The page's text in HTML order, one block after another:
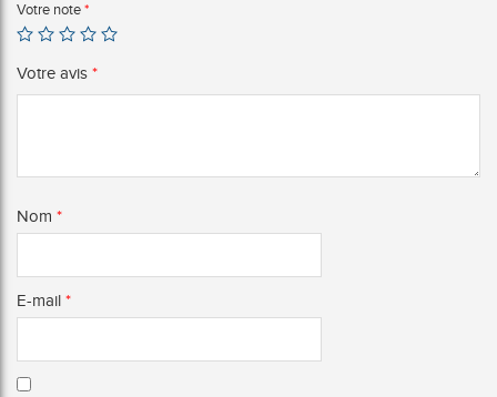
Votre note *
Votre avis *
Nom *
E-mail *